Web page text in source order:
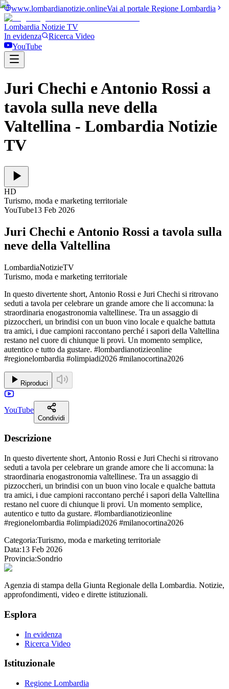
www.lombardianotizie.onlineVai al portale Regione Lombardia
Lombardia Notizie TV
In evidenza
Ricerca Video
YouTube
Juri Chechi e Antonio Rossi a
tavola sulla neve della
Valtellina - Lombardia Notizie
TV
HD
Turismo, moda e marketing territoriale
YouTube13 Feb 2026
Juri Chechi e Antonio Rossi a tavola sulla
neve della Valtellina
LombardiaNotizieTV
Turismo, moda e marketing territoriale
In questo divertente short, Antonio Rossi e Juri Chechi si ritrovano
seduti a tavola per celebrare un grande amore che li accomuna: la
straordinaria enogastronomia valtellinese. Tra un assaggio di
pizzoccheri, un brindisi con un buon vino locale e qualche battuta
tra amici, i due campioni raccontano perché i sapori della Valtellina
restano nel cuore di chiunque li provi. Un momento semplice,
autentico e tutto da gustare. #lombardianotizieonline
#regionelombardia #olimpiadi2026 #milanocortina2026
Riproduci
YouTube
Condividi
Descrizione
In questo divertente short, Antonio Rossi e Juri Chechi si ritrovano
seduti a tavola per celebrare un grande amore che li accomuna: la
straordinaria enogastronomia valtellinese. Tra un assaggio di
pizzoccheri, un brindisi con un buon vino locale e qualche battuta
tra amici, i due campioni raccontano perché i sapori della Valtellina
restano nel cuore di chiunque li provi. Un momento semplice,
autentico e tutto da gustare. #lombardianotizieonline
#regionelombardia #olimpiadi2026 #milanocortina2026
Categoria:Turismo, moda e marketing territoriale
Data:13 Feb 2026
Provincia:Sondrio
Agenzia di stampa della Giunta Regionale della Lombardia. Notizie,
approfondimenti, video e dirette istituzionali.
Esplora
In evidenza
Ricerca Video
Istituzionale
Regione Lombardia